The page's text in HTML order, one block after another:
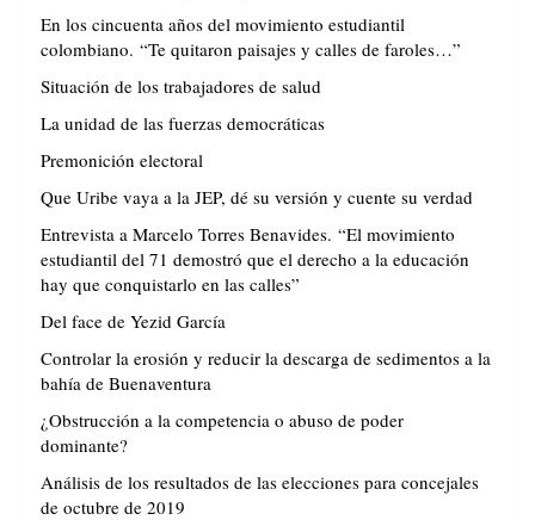
En los cincuenta años del movimiento estudiantil
colombiano. “Te quitaron paisajes y calles de faroles…”
Situación de los trabajadores de salud
La unidad de las fuerzas democráticas
Premonición electoral
Que Uribe vaya a la JEP, dé su versión y cuente su verdad
Entrevista a Marcelo Torres Benavides. “El movimiento
estudiantil del 71 demostró que el derecho a la educación
hay que conquistarlo en las calles”
Del face de Yezid García
Controlar la erosión y reducir la descarga de sedimentos a la
bahía de Buenaventura
¿Obstrucción a la competencia o abuso de poder
dominante?
Análisis de los resultados de las elecciones para concejales
de octubre de 2019